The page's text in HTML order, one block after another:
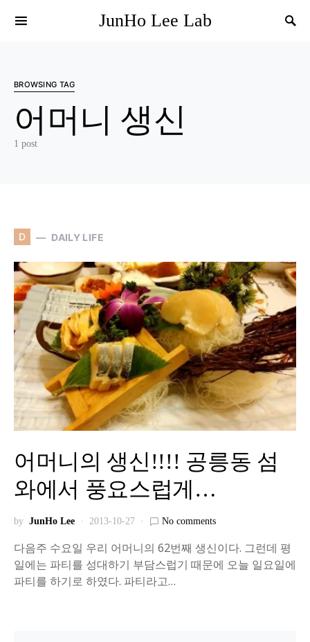
JunHo Lee Lab
BROWSING TAG
어머니 생신
1 post
D DAILY LIFE
어머니의 생신!!!! 공릉동 섬
와에서 풍요스럽게…
by JunHo Lee 2013-10-27 No comments
다음주 수요일 우리 어머니의 62번째 생신이다. 그런데 평
일에는 파티를 성대하기 부담스럽기 때문에 오늘 일요일에
파티를 하기로 하였다. 파티라고…